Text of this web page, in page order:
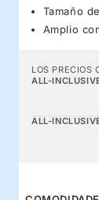
Tamaño
Amplio
LOS PRECIOS
ALL-
ALL-